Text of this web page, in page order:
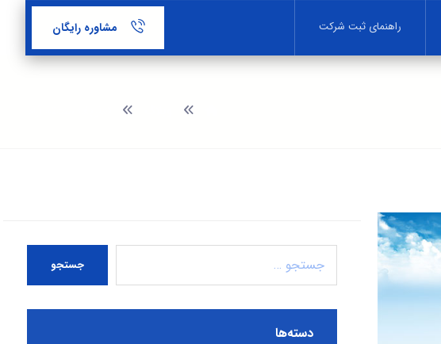
راهنمای ثبت شرکت مشاوره رایگان
جستجو
دسته‌ها